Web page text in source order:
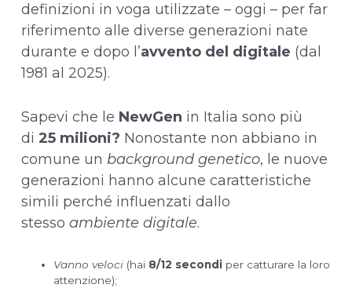
definizioni in voga utilizzate – oggi – per far
riferimento alle diverse generazioni nate
durante e dopo l’avvento del digitale (dal
1981 al 2025).
Sapevi che le NewGen in Italia sono più
di 25 milioni? Nonostante non abbiano in
comune un background genetico, le nuove
generazioni hanno alcune caratteristiche
simili perché influenzati dallo
stessoambiente digitale.
Vanno veloci (hai 8/12 secondi per catturare la loro
attenzione);